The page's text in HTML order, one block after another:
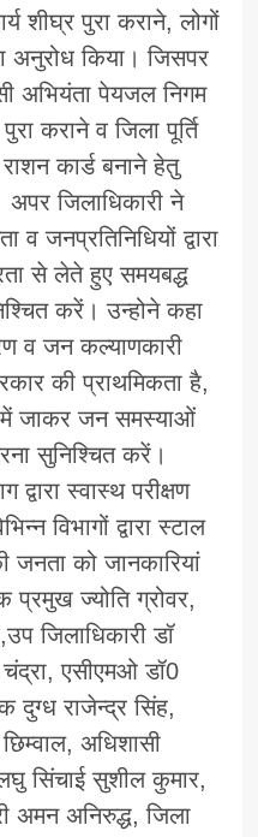
शीघ्र पुरा कराने, लोगों
अनुरोध किया। जिसपर
अभियंता पेयजल निगम
कराने व जिला पूर्ति
कार्ड बनाने हेतु
अपर जिलाधिकारी ने
जनप्रतिनिधियों द्वारा
से लेते हुए समयबद्ध
करें। उन्होने कहा
व जन कल्याणकारी
की प्राथमिकता है,
में जाकर जन समस्याओं
सुनिश्चित करें।
स्वास्थ परीक्षण
विभागों द्वारा स्टाल
को जानकारियां
प्रमुख ज्योति ग्रोवर,
जिलाधिकारी डॉ
चंद्रा, एसीएमओ डॉ0
दुग्ध राजेन्द्र सिंह,
अधिशासी
सिंचाई सुशील कुमार,
अमन अनिरुद्ध, जिला